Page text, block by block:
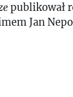
publikował
Jan